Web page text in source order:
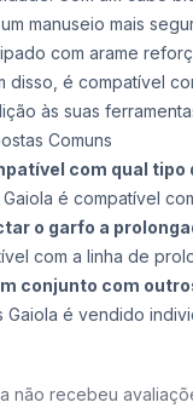
manuseio mais
com arame
disso, é compatível
às suas
Comuns
com qual tipo
é compatível
o garfo a
com a linha de
conjunto com
Gaiola é vendido
não recebeu